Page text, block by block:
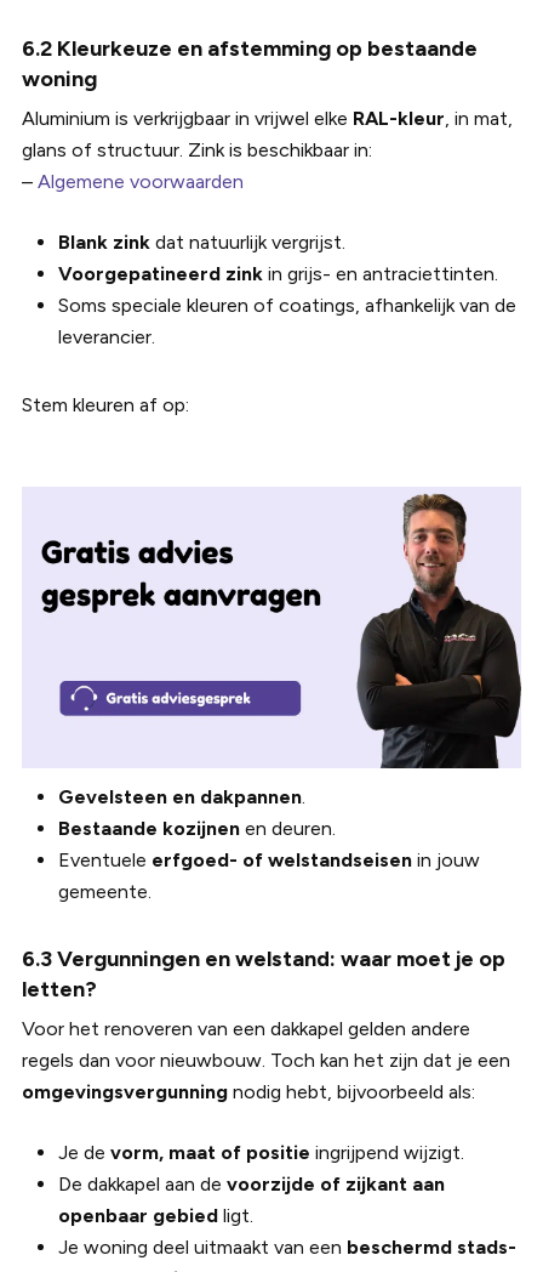
6.2 Kleurkeuze en afstemming op bestaande
woning
Aluminium is verkrijgbaar in vrijwel elke RAL-kleur, in mat,
glans of structuur. Zink is beschikbaar in:
– Algemene voorwaarden
Blank zinkdat natuurlijk vergrijst.
Voorgepatineerd zinkin grijs- en antraciettinten.
Soms speciale kleuren of coatings, afhankelijk van de
leverancier.
Stem kleuren af op:
Gevelsteen en dakpannen.
Bestaande kozijnenen deuren.
Eventuele erfgoed- of welstandseisenin jouw
gemeente.
6.3 Vergunningen en welstand: waar moet je op
letten?
Voor het renoveren van een dakkapel gelden andere
regels dan voor nieuwbouw. Toch kan het zijn dat je een
omgevingsvergunningnodig hebt, bijvoorbeeld als:
Je de vorm, maat of positie ingrijpend wijzigt.
De dakkapel aan de voorzijde of zijkant aan
openbaar gebiedligt.
Je woning deel uitmaakt van een beschermd stads-